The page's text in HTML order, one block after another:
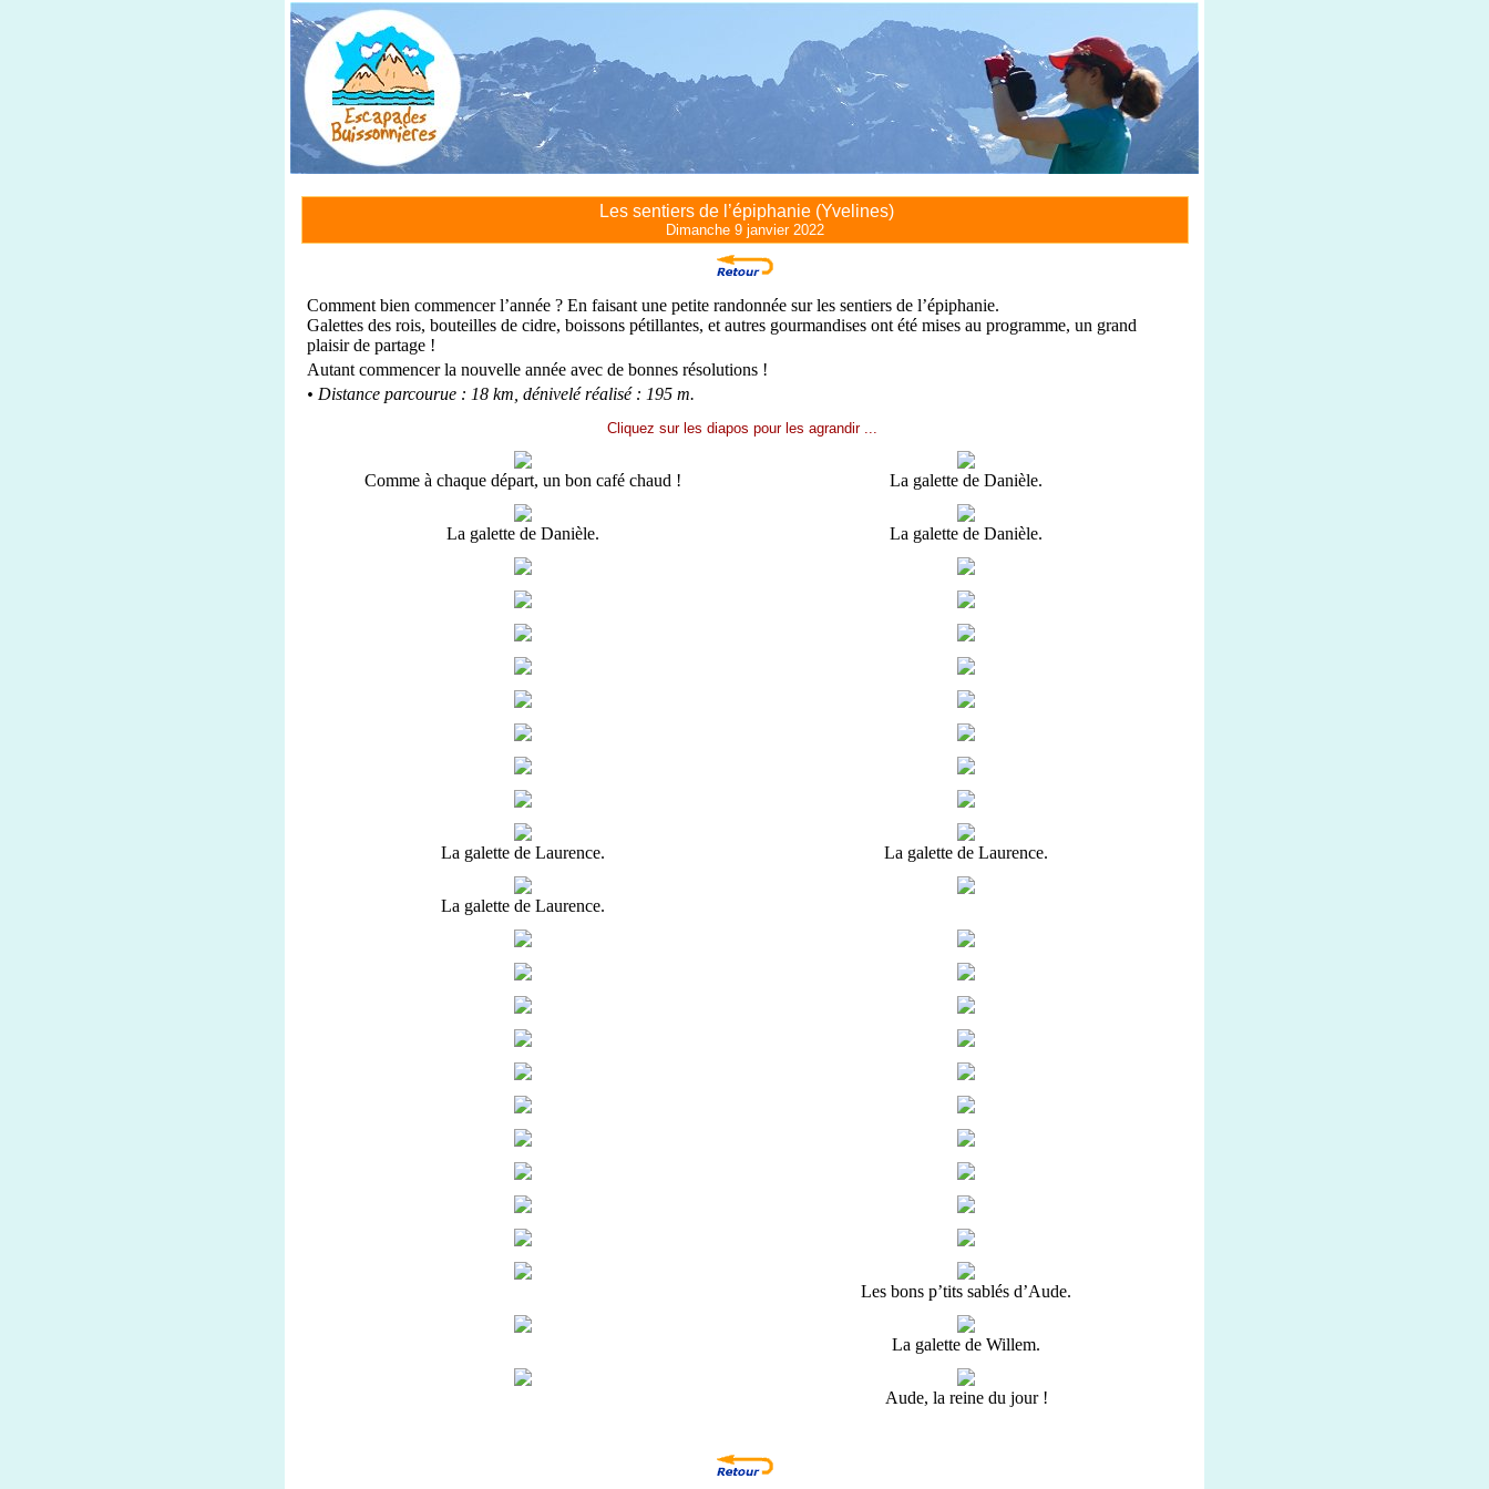
Les sentiers de l’épiphanie (Yvelines)
Dimanche 9 janvier 2022
Comment bien commencer l’année ? En faisant une petite randonnée sur les sentiers de l’épiphanie.
Galettes des rois, bouteilles de cidre, boissons pétillantes, et autres gourmandises ont été mises au programme, un grand
plaisir de partage !
Autant commencer la nouvelle année avec de bonnes résolutions !
• Distance parcourue : 18 km, dénivelé réalisé : 195 m.
Cliquez sur les diapos pour les agrandir ...
Comme à chaque départ, un bon café chaud ! La galette de Danièle.
La galette de Danièle. La galette de Danièle.
La galette de Laurence. La galette de Laurence.
La galette de Laurence.
Les bons p’tits sablés d’Aude.
La galette de Willem.
Aude, la reine du jour !